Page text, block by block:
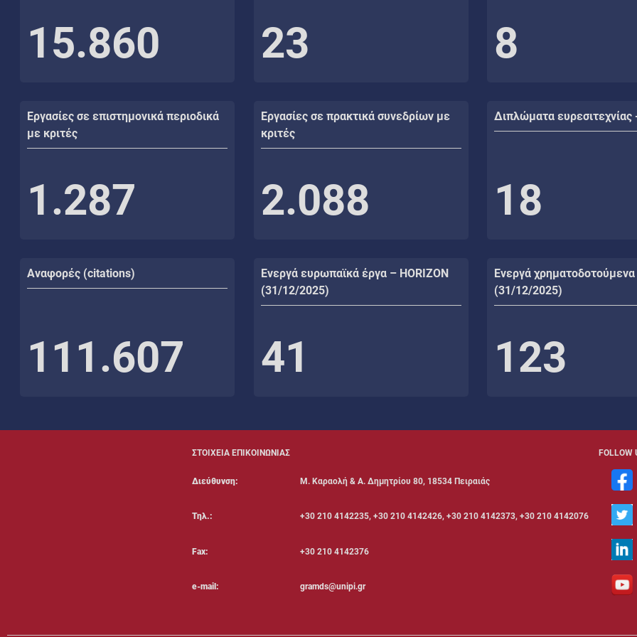
15.860 23 8
Εργασίες σε επιστημονικά περιοδικά
με κριτές
1.287
Εργασίες σε πρακτικά συνεδρίων με
κριτές
2.088
Διπλώματα ευρεσιτεχνίας
18
Αναφορές (citations)
111.607
Ενεργά ευρωπαϊκά έργα – HORIZON
(31/12/2025)
41
Ενεργά
(31/12/2025)
123
ΣΤΟΙΧΕΙΑ ΕΠΙΚΟΙΝΩΝΙΑΣ FOLLOW
Διεύθυνση: Μ. Καραολή & Α. Δημητρίου 80, 18534 Πειραιάς
Τηλ.: +30 210 4142235, +30 210 4142426, +30 210 4142373, +30 210 4142076
Fax: +30 210 4142376
e-mail: gramds@unipi.gr